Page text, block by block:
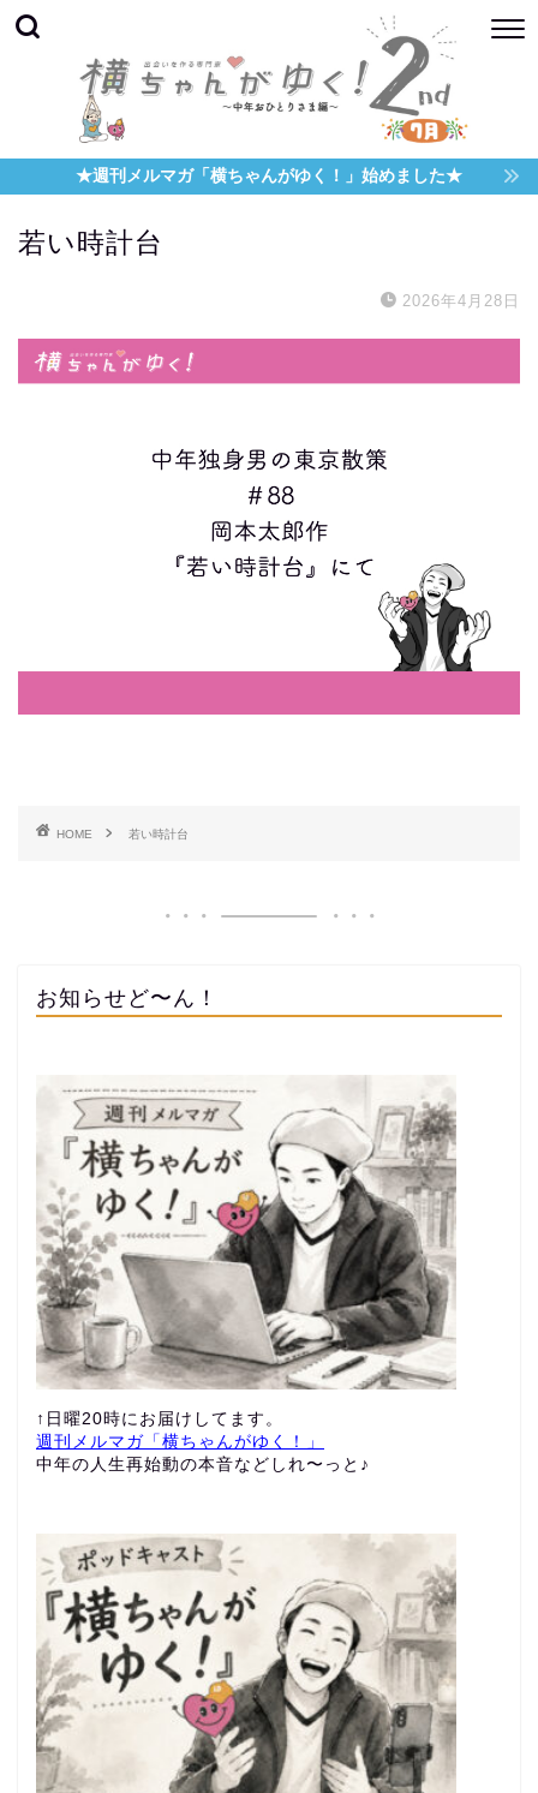
★週刊メルマガ「横ちゃんがゆく！」始めました★
若い時計台
2026年4月28日
HOME 若い時計台
お知らせど〜ん！
↑日曜20時にお届けしてます。
週刊メルマガ「横ちゃんがゆく！」
中年の人生再始動の本音などしれ〜っと♪